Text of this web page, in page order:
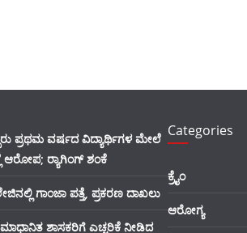
ಪ್ರಥಮ ವರ್ಷದ ವಿದ್ಯಾರ್ಥಿಗಳ ಮೇಲೆ
ಆರೋಪ; ರ‍್ಯಾಗಿಂಗ್ ಶಂಕೆ
ಗಾಂಜಾ ಪತ್ತೆ, ಪ್ರಕರಣ ದಾಖಲು
ಶಾಸಕರಿಗೆ ಎಚ್ಚರಿಕೆ ನೀಡಿದ
Categories
ಕ್ರೈಂ
ಆರೋಗ್ಯ